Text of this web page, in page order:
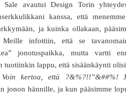
Sale avautui Design Torin
kanssa, että
ja kuinka ollakaan,
Meille infottiin, että se
jonotuspaikka, mutta vartti
tuotiinkin lappu, että sisäänkäynti
Voin kertoa, että ?&%?!!”&##%!
jonon hännille, ja kun pääsimme